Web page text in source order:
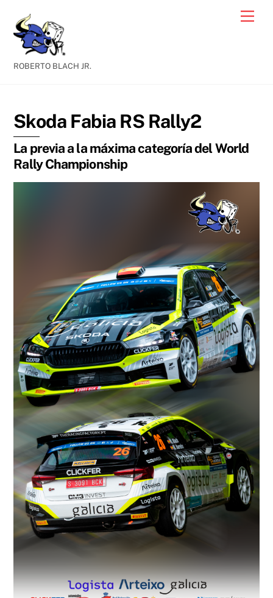
content
ROBERTO BLACH JR.
Skoda Fabia RS Rally2
La previa a la máxima categoría del World
Rally Championship